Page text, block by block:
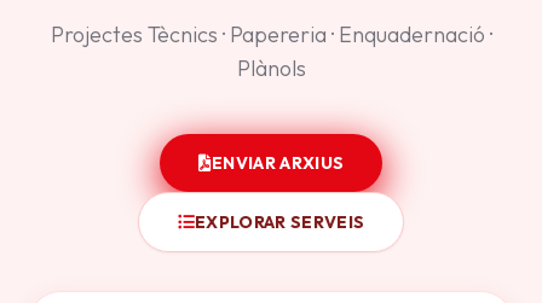
Projectes Tècnics · Papereria · Enquadernació ·
Plànols
ENVIAR ARXIUS
EXPLORAR SERVEIS